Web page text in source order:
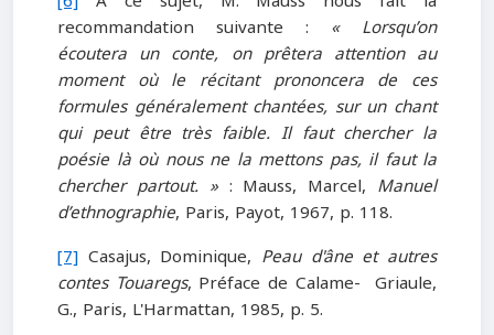
recommandation suivante : « Lorsqu’on
écoutera un conte, on prêtera attention au
moment où le récitant prononcera de ces
formules généralement chantées, sur un chant
qui peut être très faible. Il faut chercher la
poésie là où nous ne la mettons pas, il faut la
chercher partout. »: Mauss, Marcel, Manuel
d’ethnographie, Paris, Payot, 1967, p. 118.
[7] Casajus, Dominique, Peau d'âne et autres
contes Touaregs, Préface de Calame- Griaule,
G., Paris, L'Harmattan, 1985, p. 5.